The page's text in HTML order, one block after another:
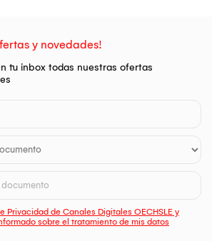
y novedades!
tu inbox todas nuestras ofertas
Privacidad de Canales Digitales OECHSLE y
sobre el tratamiento de mis datos